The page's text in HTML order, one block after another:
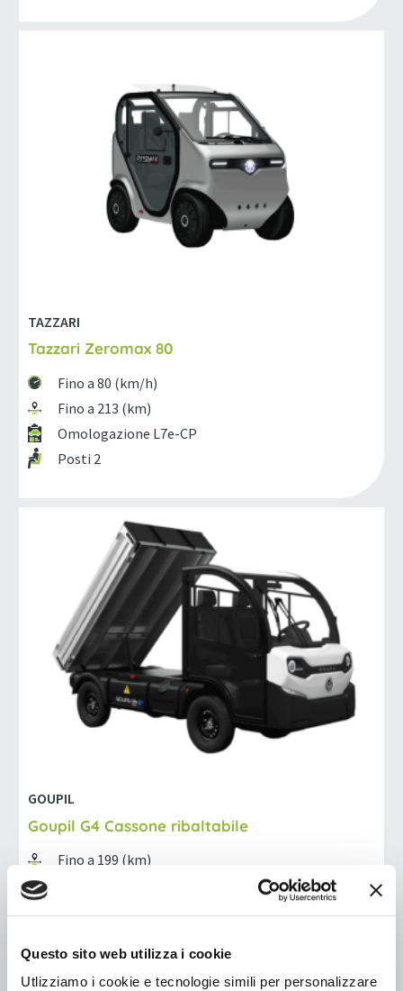
Questo sito web utilizza i cookie
Utlizziamo i cookie e tecnologie simili per personalizzare
TAZZARI
Tazzari Zeromax 80
Fino a 80 (km/h)
Fino a 213 (km)
Omologazione L7e-CP
Posti 2
GOUPIL
Goupil G4 Cassone ribaltabile
Fino a 199 (km)